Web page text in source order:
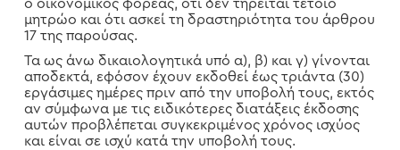
ο οικονομικός φορέας, ότι δεν τηρείται τέτοιο
μητρώο και ότι ασκεί τη δραστηριότητα του άρθρου
17 της παρούσας.
Τα ως άνω δικαιολογητικά υπό α), β) και γ) γίνονται
αποδεκτά, εφόσον έχουν εκδοθεί έως τριάντα (30)
εργάσιμες ημέρες πριν από την υποβολή τους, εκτός
αν σύμφωνα με τις ειδικότερες διατάξεις έκδοσης
αυτών προβλέπεται συγκεκριμένος χρόνος ισχύος
και είναι σε ισχύ κατά την υποβολή τους.